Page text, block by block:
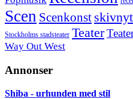
Scen Scenkonst
Stockholms stadsteater Teater
Way Out West
Annonser
Shiba - urhunden med stil